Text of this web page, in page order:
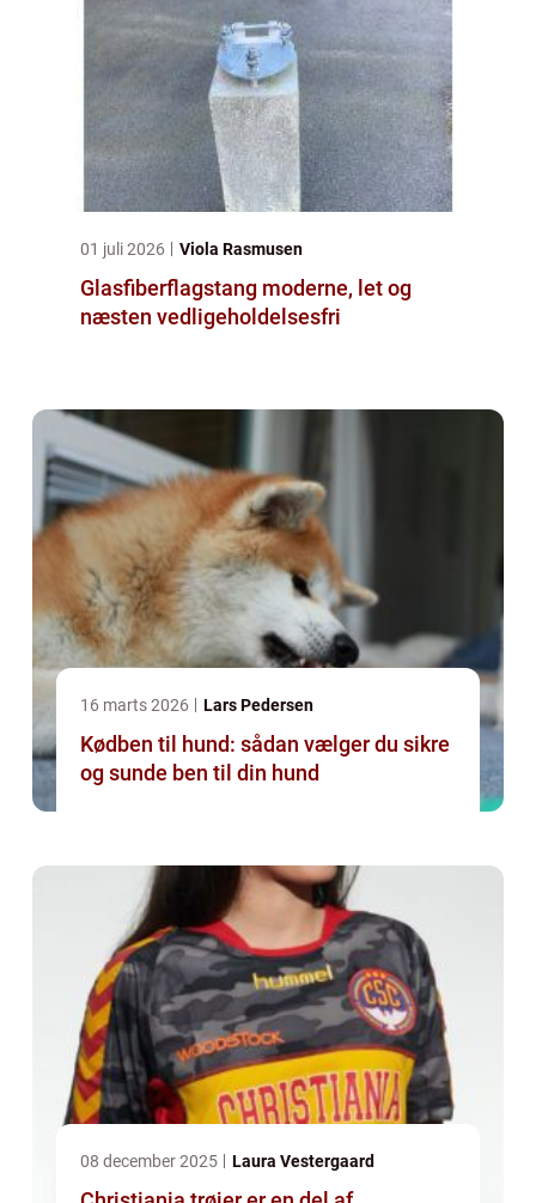
01 juli 2026 Viola Rasmusen
Glasfiberflagstang moderne, let og
næsten vedligeholdelsesfri
16 marts 2026 Lars Pedersen
Kødben til hund: sådan vælger du sikre
og sunde ben til din hund
08 december 2025 Laura Vestergaard